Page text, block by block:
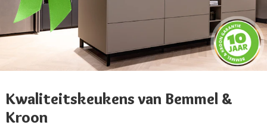
Kwaliteitskeukens van Bemmel &
Kroon